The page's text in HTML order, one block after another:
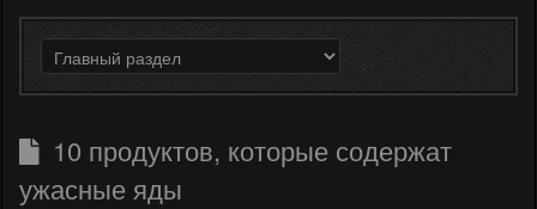
Форум
10 продуктов, которые содержат
ужасные яды